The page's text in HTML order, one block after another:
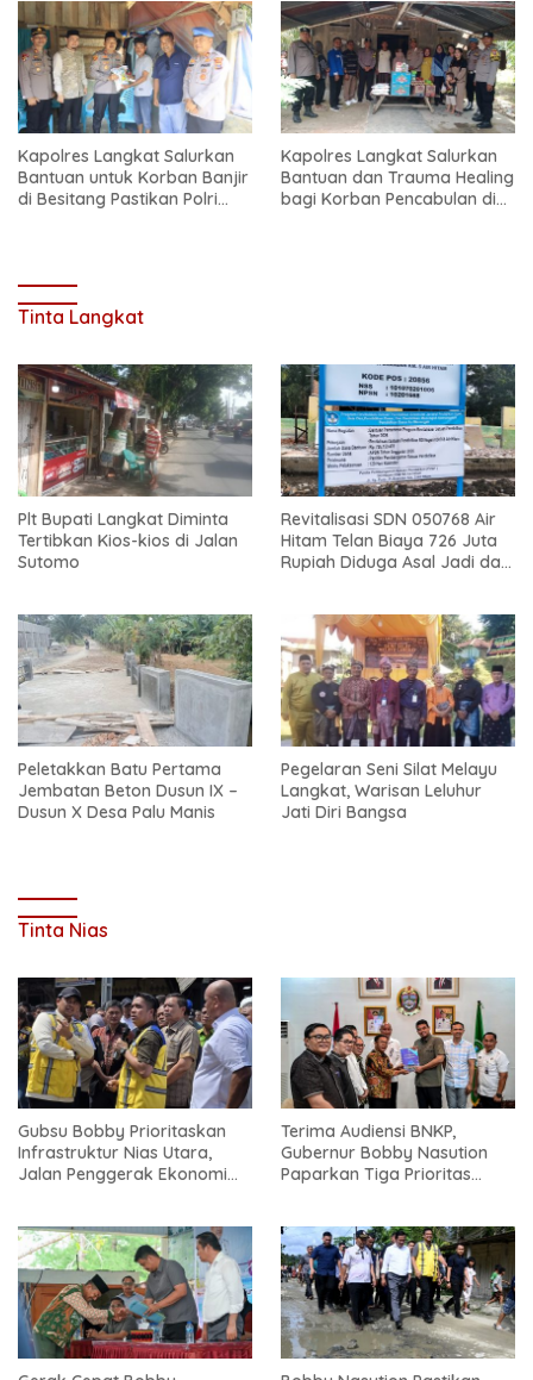
Kapolres Langkat Salurkan
Bantuan untuk Korban Banjir
di Besitang Pastikan Polri
Kapolres Langkat Salurkan
Bantuan dan Trauma Healing
bagi Korban Pencabulan di
Tinta Langkat
Plt Bupati Langkat Diminta
Tertibkan Kios-kios di Jalan
Sutomo
Revitalisasi SDN 050768 Air
Hitam Telan Biaya 726 Juta
Rupiah Diduga Asal Jadi dan
Peletakkan Batu Pertama
Jembatan Beton Dusun IX –
Dusun X Desa Palu Manis
Pegelaran Seni Silat Melayu
Langkat, Warisan Leluhur
Jati Diri Bangsa
Tinta Nias
Gubsu Bobby Prioritaskan
Infrastruktur Nias Utara,
Jalan Penggerak Ekonomi
Terima Audiensi BNKP,
Gubernur Bobby Nasution
Paparkan Tiga Prioritas